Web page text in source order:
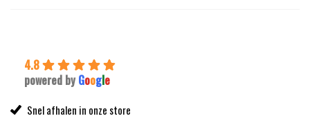
4.8
powered by Google
Snel afhalen in onze store